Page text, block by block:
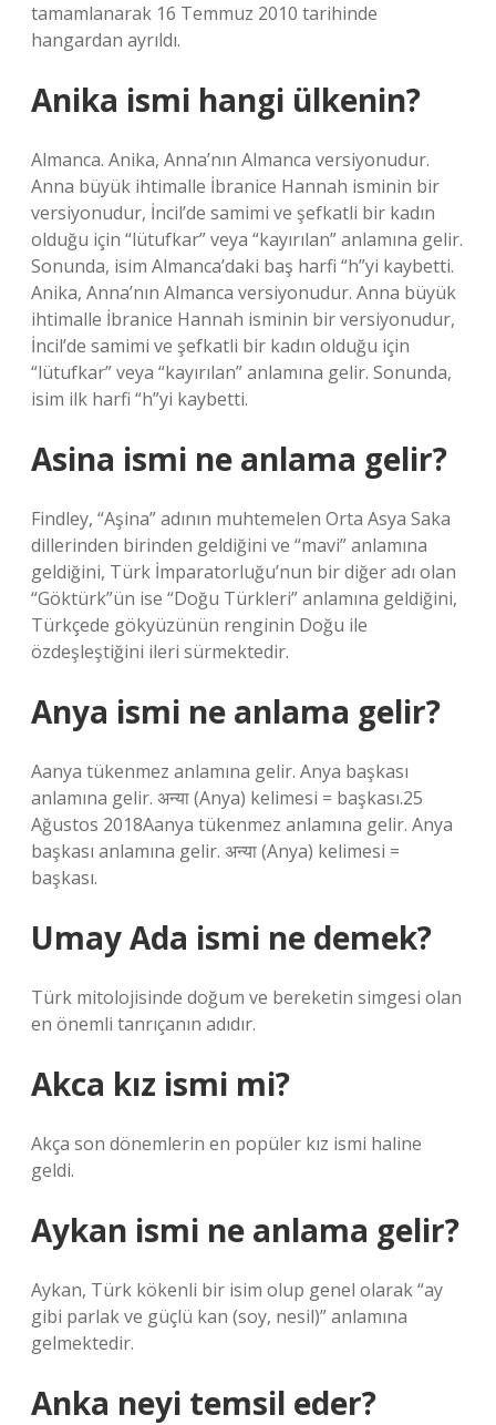
tamamlanarak 16 Temmuz 2010 tarihinde
hangardan ayrıldı.
Anika ismi hangi ülkenin?
Almanca. Anika, Anna’nın Almanca versiyonudur.
Anna büyük ihtimalle İbranice Hannah isminin bir
versiyonudur, İncil’de samimi ve şefkatli bir kadın
olduğu için “lütufkar” veya “kayırılan” anlamına gelir.
Sonunda, isim Almanca’daki baş harfi “h”yi kaybetti.
Anika, Anna’nın Almanca versiyonudur. Anna büyük
ihtimalle İbranice Hannah isminin bir versiyonudur,
İncil’de samimi ve şefkatli bir kadın olduğu için
“lütufkar” veya “kayırılan” anlamına gelir. Sonunda,
isim ilk harfi “h”yi kaybetti.
Asina ismi ne anlama gelir?
Findley, “Aşina” adının muhtemelen Orta Asya Saka
dillerinden birinden geldiğini ve “mavi” anlamına
geldiğini, Türk İmparatorluğu’nun bir diğer adı olan
“Göktürk”ün ise “Doğu Türkleri” anlamına geldiğini,
Türkçede gökyüzünün renginin Doğu ile
özdeşleştiğini ileri sürmektedir.
Anya ismi ne anlama gelir?
Aanya tükenmez anlamına gelir. Anya başkası
anlamına gelir. अन्या (Anya) kelimesi = başkası.25
Ağustos 2018Aanya tükenmez anlamına gelir. Anya
başkası anlamına gelir. अन्या (Anya) kelimesi =
başkası.
Umay Ada ismi ne demek?
Türk mitolojisinde doğum ve bereketin simgesi olan
en önemli tanrıçanın adıdır.
Akca kız ismi mi?
Akça son dönemlerin en popüler kız ismi haline
geldi.
Aykan ismi ne anlama gelir?
Aykan, Türk kökenli bir isim olup genel olarak “ay
gibi parlak ve güçlü kan (soy, nesil)” anlamına
gelmektedir.
Anka neyi temsil eder?